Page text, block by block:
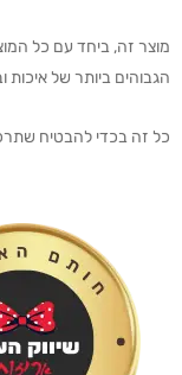
מוצר זה, ביחד עם כל
הגבוהים ביותר של איכות
כל זה בכדי להבטיח